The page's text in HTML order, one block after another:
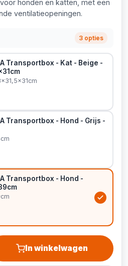
honden en katten, met een
ventilatieopeningen.
3 opties
Transportbox - Kat - Beige -
Transportbox - Hond - Grijs -
Transportbox - Hond -
In winkelwagen